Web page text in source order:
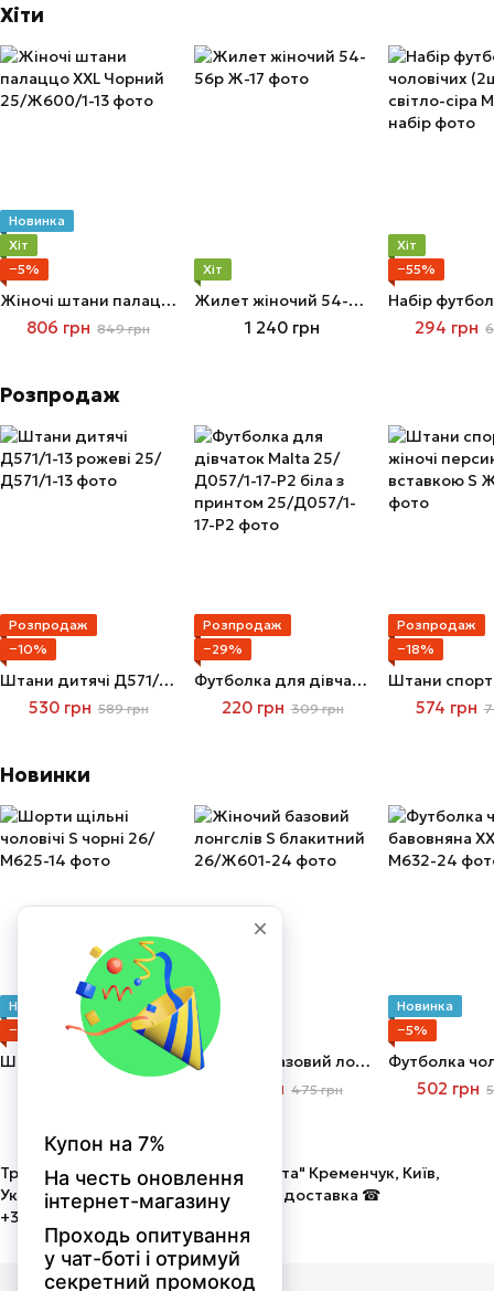
Хіти
Новинка
Хіт
−5%
Жіночі штани палаццо XXL Чорний
806 грн 849 грн
Хіт
Жилет жіночий 54-56р
1 240 грн
Хіт
−55%
294 грн
Розпродаж
Розпродаж
−10%
Штани дитячі Д571/1-13 рожеві
530 грн 589 грн
Розпродаж
−29%
Футболка для дівчаток Malta 25/Д057/1-17-Р2 біла з принтом
220 грн 309 грн
Розпродаж
−18%
574 грн
Новинки
Новинка
−5%
Новинка
−4%
Жіночий базовий лонгслів S блакитний
455 грн 475 грн
Новинка
−5%
502 грн
Трикотаж від виробника ТОВ "Мальта" Кременчук, Київ,
Україна. Оптом і в роздріб! Швидка доставка ☎
+380675058586